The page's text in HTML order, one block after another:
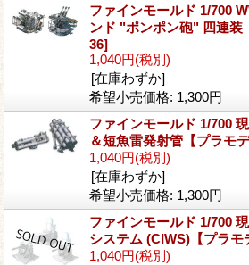
ファインモールド 1/700
ンド "ポンポン砲" 四連装
36]
1,040円(税別)
[在庫わずか]
希望小売価格: 1,300円
ファインモールド 1/700
＆短魚雷発射管【プラモ
1,040円(税別)
[在庫わずか]
希望小売価格: 1,300円
ファインモールド 1/700
システム (CIWS)【プラモ
1,040円(税別)